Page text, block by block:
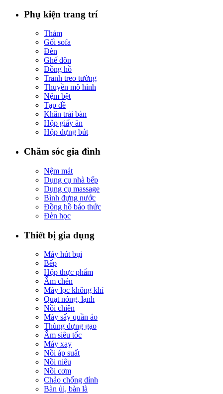
Phụ kiện trang trí
Thảm
Gối sofa
Đèn
Ghế đôn
Đồng hồ
Tranh treo tường
Thuyền mô hình
Nệm bệt
Tạp dề
Khăn trải bàn
Hộp giấy ăn
Hộp đựng bút
Chăm sóc gia đình
Nệm mát
Dụng cụ nhà bếp
Dụng cụ massage
Bình đựng nước
Đồng hồ báo thức
Đèn học
Thiết bị gia dụng
Máy hút bụi
Bếp
Hộp thực phẩm
Ấm chén
Máy lọc không khí
Quạt nóng, lạnh
Nồi chiên
Máy sấy quần áo
Thùng đựng gạo
Ấm siêu tốc
Máy xay
Nồi áp suất
Nồi niêu
Nồi cơm
Chảo chống dính
Bàn ủi, bàn là